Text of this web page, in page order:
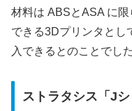
材料は ABSとASA に
できる3Dプリンタとし
入できるとのことでした
ストラタシス「J